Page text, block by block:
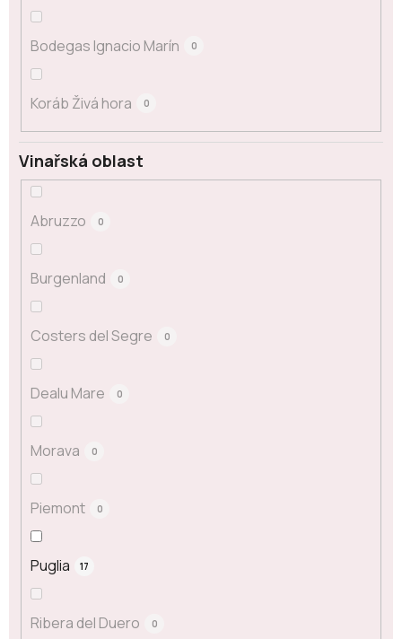
Bodegas Ignacio Marín 0
Koráb Živá hora 0
Vinařská oblast
Abruzzo 0
Burgenland 0
Costers del Segre 0
Dealu Mare 0
Morava 0
Piemont 0
Puglia 17
Ribera del Duero 0